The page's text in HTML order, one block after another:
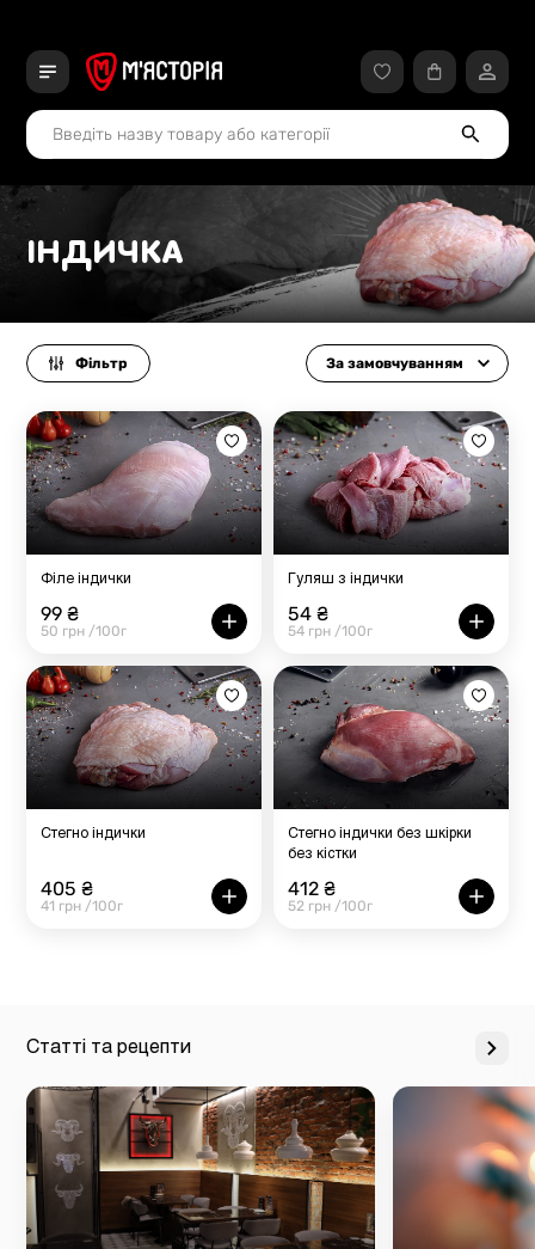
ІНДИЧКА
Фільтр За замовчуванням
Філе індички
99 ₴
50 грн /100г
Гуляш з індички
54 ₴
54 грн /100г
Стегно індички
405 ₴
41 грн /100г
Стегно індички без шкірки
без кістки
412 ₴
52 грн /100г
Статті та рецепти